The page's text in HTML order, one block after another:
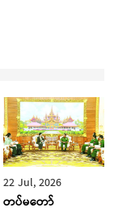
22 Jul, 2026
တပ်မတော်